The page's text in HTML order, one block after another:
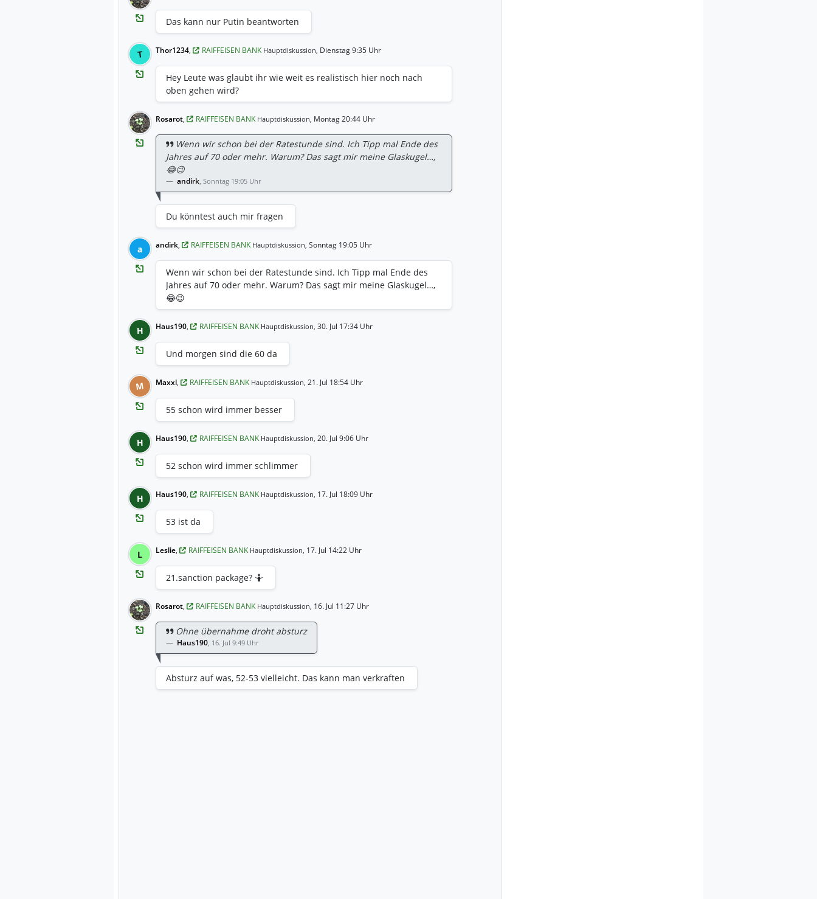
Das kann nur Putin beantworten
T Thor1234, RAIFFEISEN BANK Hauptdiskussion, Dienstag 9:35 Uhr
Hey Leute was glaubt ihr wie weit es realistisch hier noch nach
oben gehen wird?
Rosarot, RAIFFEISEN BANK Hauptdiskussion, Montag 20:44 Uhr
Wenn wir schon bei der Ratestunde sind. Ich Tipp mal Ende des
Jahres auf 70 oder mehr. Warum? Das sagt mir meine Glaskugel…,
😂😉
andirk, Sonntag 19:05 Uhr
Du könntest auch mir fragen
a andirk, RAIFFEISEN BANK Hauptdiskussion, Sonntag 19:05 Uhr
Wenn wir schon bei der Ratestunde sind. Ich Tipp mal Ende des
Jahres auf 70 oder mehr. Warum? Das sagt mir meine Glaskugel…,
😂😉
H Haus190, RAIFFEISEN BANK Hauptdiskussion, 30. Jul 17:34 Uhr
Und morgen sind die 60 da
M Maxxl, RAIFFEISEN BANK Hauptdiskussion, 21. Jul 18:54 Uhr
55 schon wird immer besser
H Haus190, RAIFFEISEN BANK Hauptdiskussion, 20. Jul 9:06 Uhr
52 schon wird immer schlimmer
H Haus190, RAIFFEISEN BANK Hauptdiskussion, 17. Jul 18:09 Uhr
53 ist da
L Leslie, RAIFFEISEN BANK Hauptdiskussion, 17. Jul 14:22 Uhr
21.sanction package? 🤷
Rosarot, RAIFFEISEN BANK Hauptdiskussion, 16. Jul 11:27 Uhr
Ohne übernahme droht absturz
Haus190, 16. Jul 9:49 Uhr
Absturz auf was, 52-53 vielleicht. Das kann man verkraften